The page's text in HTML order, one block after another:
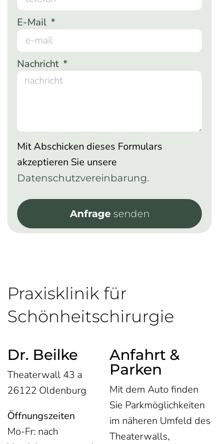
E-Mail
Nachricht
Mit Abschicken dieses Formulars
akzeptieren Sie unsere
Datenschutzvereinbarung.
Anfrage senden
Praxisklinik für
Schönheitschirurgie
Anfahrt &
Parken
Mit dem Auto finden
Sie Parkmöglichkeiten
im näheren Umfeld des
Theaterwalls,
Dr. Beilke
Theaterwall 43 a
26122 Oldenburg
Öffnungszeiten
Mo-Fr: nach